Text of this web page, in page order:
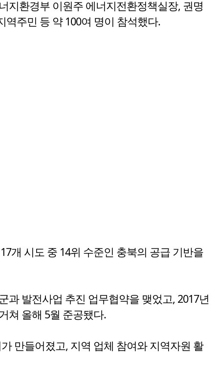
지환경부 이원주 에너지전환정책실장, 권명
주민 등 약 100여 명이 참석했다.
개 시도 중 14위 수준인 충북의 공급 기반을
과 발전사업 추진 업무협약을 맺었고, 2017년
쳐 올해 5월 준공됐다.
만들어졌고, 지역 업체 참여와 지역자원 활